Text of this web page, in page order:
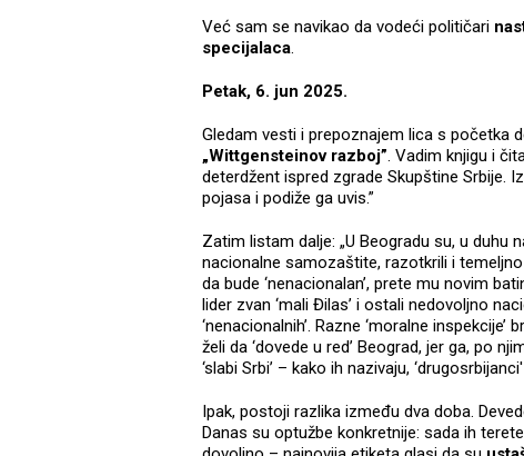
Već sam se navikao da vodeći političari
specijalaca.
Petak, 6. jun 2025.
Gledam vesti i prepoznajem lica s početka
„Wittgensteinov razboj”. Vadim knjigu i
deterdžent ispred zgrade Skupštine Srbije.
pojasa i podiže ga uvis.”
Zatim listam dalje: „U Beogradu su, u
nacionalne samozaštite, razotkrili i
da bude ‘nenacionalan’, prete mu novim
lider zvan ‘mali Đilas’ i ostali nedovoljno
‘nenacionalnih’. Razne ‘moralne
želi da ‘dovede u red’ Beograd, jer ga, po
‘slabi Srbi’ – kako ih nazivaju,
Ipak, postoji razlika između dva doba.
Danas su optužbe konkretnije: sada ih